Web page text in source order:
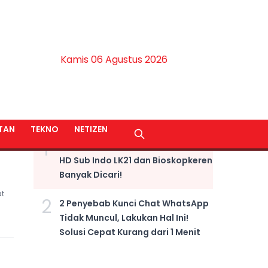
Kamis 06 Agustus 2026
TEKNO NETIZEN
1
LINK NONTON Film Fast X Kualitas
HD Sub Indo LK21 dan Bioskopkeren
Banyak Dicari!
2
2 Penyebab Kunci Chat WhatsApp
Tidak Muncul, Lakukan Hal Ini!
Solusi Cepat Kurang dari 1 Menit